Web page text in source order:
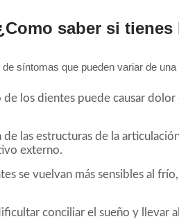
saber si
síntomas que pueden variar de una
los dientes puede causar dolor
las estructuras de la
externo.
se vuelvan más sensibles al frío,
conciliar el sueño y llevar al